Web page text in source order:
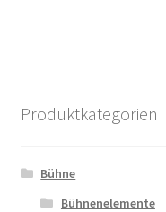
Produktkategorien
Bühne
Bühnenelemente